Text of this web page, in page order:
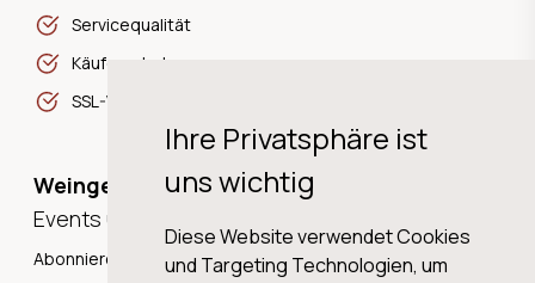
Ihre Privatsphäre ist
uns wichtig
Diese Website verwendet Cookies
und Targeting Technologien, um
Servicequalität
Käuferschutz
SSL-Verschlüsselung
Weingeschichten,
Events und Neuigkeiten!
Abonnieren Sie unseren Newsletter und erhalten Sie